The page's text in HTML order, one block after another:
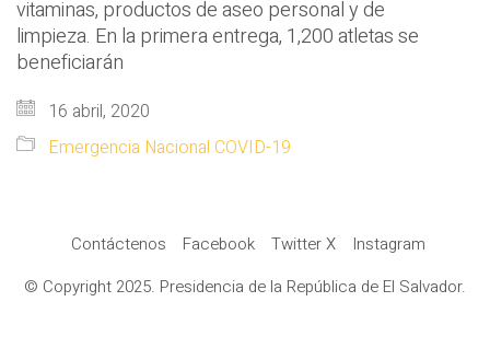
vitaminas, productos de aseo personal y de
limpieza. En la primera entrega, 1,200 atletas se
beneficiarán
16 abril, 2020
Emergencia Nacional COVID-19
Contáctenos Facebook Twitter X
Instagram
© Copyright 2025. Presidencia de la República de El Salvador.